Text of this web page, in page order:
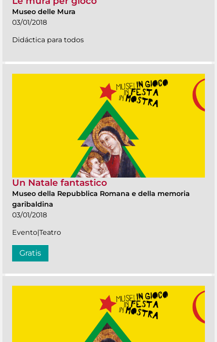
Museo delle Mura
03/01/2018
Didáctica para todos
Un Natale fantastico
Museo della Repubblica Romana e della memoria
garibaldina
03/01/2018
Evento|Teatro
Gratis